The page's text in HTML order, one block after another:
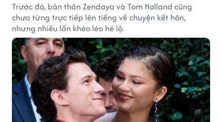
Trước đó, bản thân Zendaya và Tom Holland cũng
chưa từng trực tiếp lên tiếng về chuyện kết hôn,
nhưng nhiều lần khéo léo hé lộ.